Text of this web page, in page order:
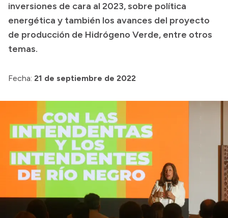
Consulta de pago a proveedores
Convocatorias
Intranet
inversiones de cara al 2023, sobre política
energética y también los avances del proyecto
de producción de Hidrógeno Verde, entre otros
temas.
Fecha: 21 de septiembre de 2022